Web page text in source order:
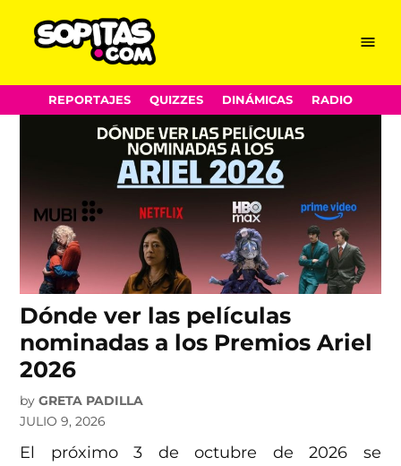
content
Menu
REPORTAJES QUIZZES DINÁMICAS RADIO
nominaciones
Dónde ver las películas
nominadas a los Premios Ariel
2026
by GRETA PADILLA
JULIO 9, 2026
El próximo 3 de octubre de 2026 se